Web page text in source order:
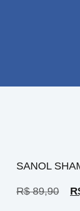
SANOL
R$89,90